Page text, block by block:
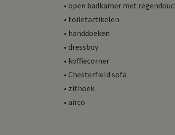
• open badkamer met
• toiletartikelen
• handdoeken
• dressboy
• koffiecorner
• Chesterfield sofa
• zithoek
• airco